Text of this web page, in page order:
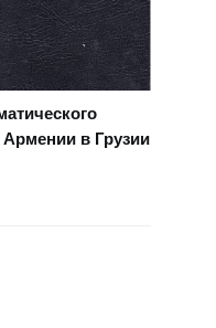
Армении в Грузии